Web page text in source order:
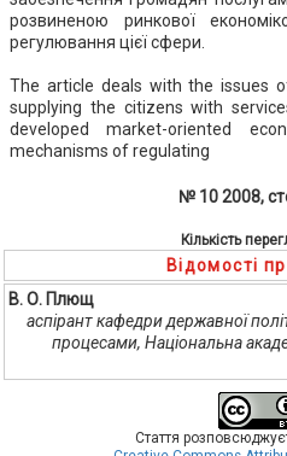
розвиненою ринкової
регулювання цієї сфери.
The article deals with the issues
supplying the citizens with
developed market-oriented
mechanisms of regulating
№ 10 2008,
Кількість
Відомості
В. О. Плющ
аспірант кафедри державної
процесами, Національна
Стаття